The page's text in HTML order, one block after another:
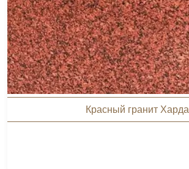
Красный гранит Харда